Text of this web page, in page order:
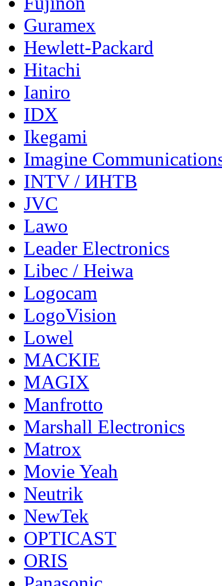
Guramex
Hewlett-Packard
Hitachi
Ianiro
IDX
Ikegami
Imagine
INTV / ИНТВ
JVC
Lawo
Leader Electronics
Libec / Heiwa
Logocam
LogoVision
Lowel
MACKIE
MAGIX
Manfrotto
Marshall Electronics
Matrox
Movie Yeah
Neutrik
NewTek
OPTICAST
ORIS